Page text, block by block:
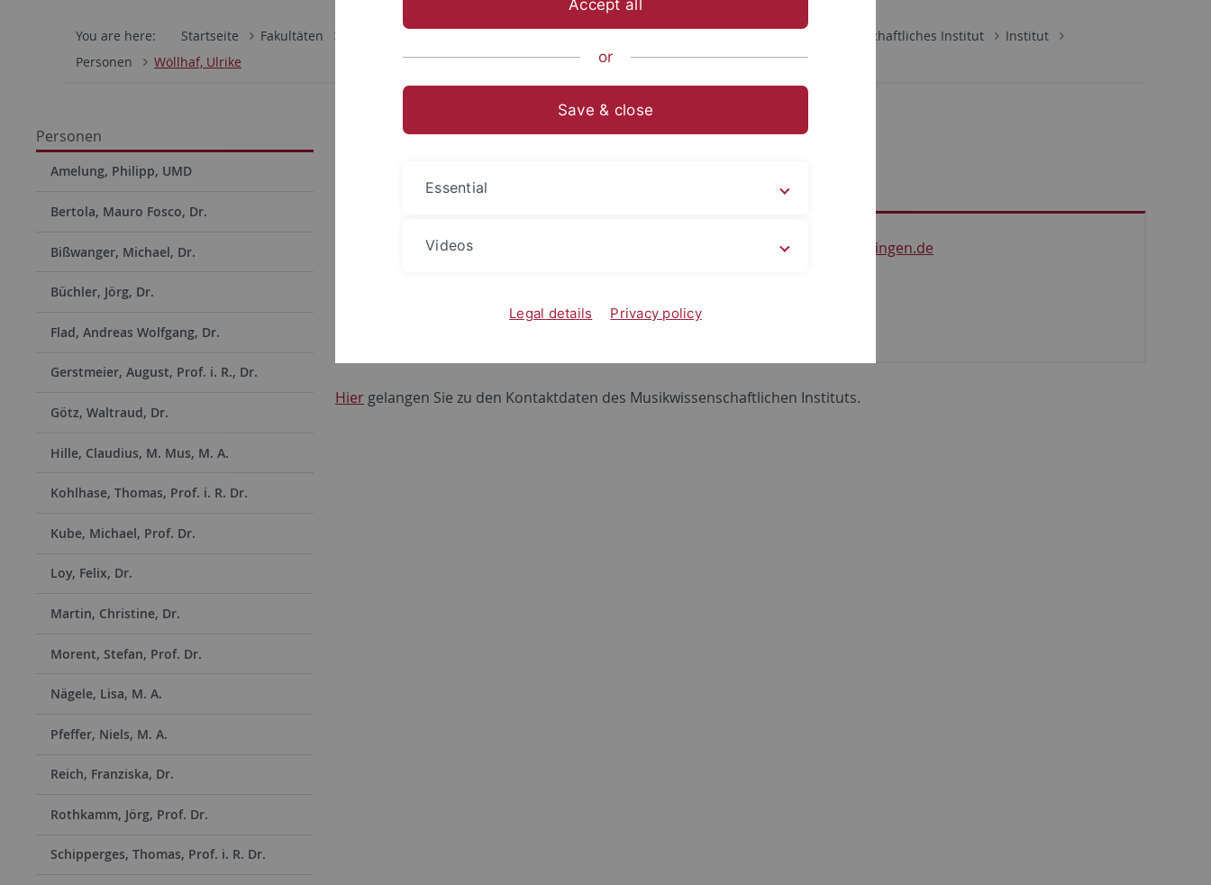
You are here: Startseite Fakultäten Musikwissenschaftliches Institut
Institut
Personen
Wöllhaf, Ulrike
Personen
Amelung, Philipp, UMD
Bertola, Mauro Fosco, Dr.
Bißwanger, Michael, Dr.
Büchler, Jörg, Dr.
Flad, Andreas Wolfgang, Dr.
Gerstmeier, August, Prof. i. R., Dr.
Götz, Waltraud, Dr.
Hille, Claudius, M. Mus, M. A.
Kohlhase, Thomas, Prof. i. R. Dr.
Kube, Michael, Prof. Dr.
Loy, Felix, Dr.
Martin, Christine, Dr.
Morent, Stefan, Prof. Dr.
Nägele, Lisa, M. A.
Pfeffer, Niels, M. A.
Reich, Franziska, Dr.
Rothkamm, Jörg, Prof. Dr.
Schipperges, Thomas, Prof. i. R. Dr.
Ulrike Wöllhaf
+49 (0)7071 29-72414
musik @uni-tuebingen.de
Hier gelangen Sie zu den Kontaktdaten des Musikwissenschaftlichen Instituts.
Accept all
or
Save & close
Essential
Videos
Legal details Privacy policy